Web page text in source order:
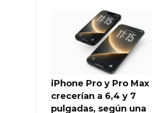
iPhone Pro y Pro Max
crecerían a 6,4 y 7
pulgadas, según una